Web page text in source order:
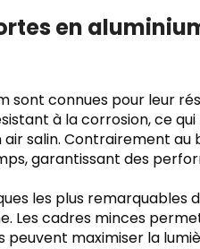
en
sont connues pour leur
à la corrosion, ce
salin. Contrairement au
garantissant des
les plus remarquables
Les cadres minces
peuvent maximiser la